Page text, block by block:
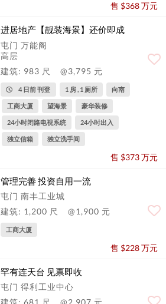
售 $368 万元
进居地产【靓装海景】还价即成
屯门 万能阁
高层
建筑: 983 尺
@3,795 元
4 日前 刊登 1 房 , 1 厕所 向南
工商大厦 望海景 豪华装修
24小时闭路电视系统 24小时出入
独立信箱 独立洗手间
售 $373 万元
管理完善 投资自用一流
屯门 南丰工业城
建筑: 1,200 尺
@1,900 元
工商大厦
售 $228 万元
罕有连天台 见票即收
屯门 得利工业中心
建筑: 681 尺
@2,907 元